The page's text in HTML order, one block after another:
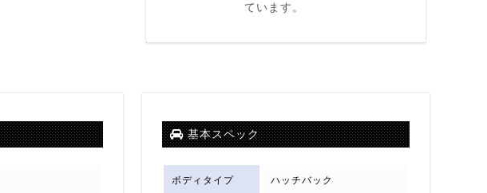
ています。
基本スペック
ボディタイプ ハッチバック